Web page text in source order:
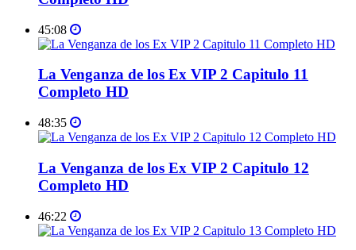
45:08
La Venganza de los Ex VIP 2 Capitulo 11
Completo HD
48:35
La Venganza de los Ex VIP 2 Capitulo 12
Completo HD
46:22